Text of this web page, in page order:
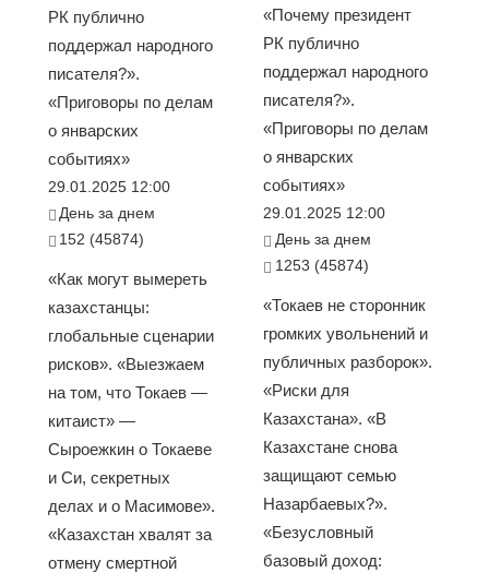
РК публично
поддержал народного
писателя?».
«Приговоры по делам
о январских
событиях»
29.01.2025 12:00
День за днем
152 (45874)
«Как могут вымереть
казахстанцы:
глобальные сценарии
рисков». «Выезжаем
на том, что Токаев —
китаист» —
Сыроежкин о Токаеве
и Си, секретных
делах и о Масимове».
«Казахстан хвалят за
отмену смертной
«Почему президент
РК публично
поддержал народного
писателя?».
«Приговоры по делам
о январских
событиях»
29.01.2025 12:00
День за днем
1253 (45874)
«Токаев не сторонник
громких увольнений и
публичных разборок».
«Риски для
Казахстана». «В
Казахстане снова
защищают семью
Назарбаевых?».
«Безусловный
базовый доход: